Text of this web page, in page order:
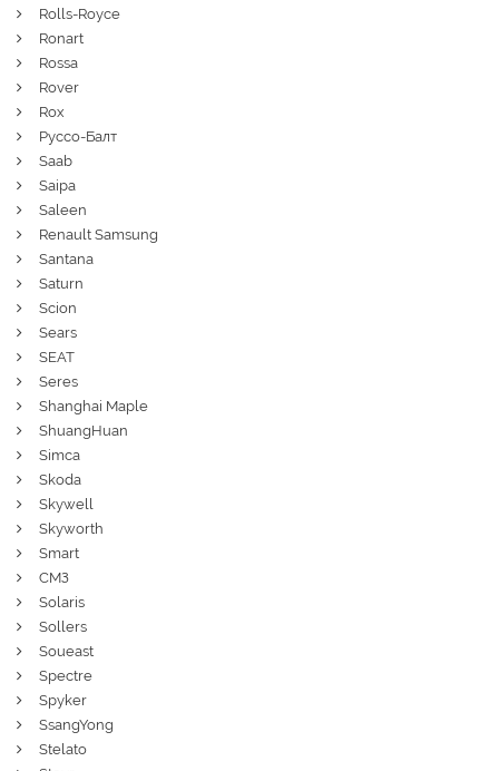
Rolls-Royce
Ronart
Rossa
Rover
Rox
Руссо-Балт
Saab
Saipa
Saleen
Renault Samsung
Santana
Saturn
Scion
Sears
SEAT
Seres
Shanghai Maple
ShuangHuan
Simca
Skoda
Skywell
Skyworth
Smart
СМЗ
Solaris
Sollers
Soueast
Spectre
Spyker
SsangYong
Stelato